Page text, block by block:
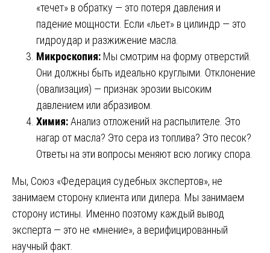
«течет» в обратку — это потеря давления и
падение мощности. Если «льет» в цилиндр — это
гидроудар и разжижение масла.
Микроскопия: Мы смотрим на форму отверстий.
Они должны быть идеально круглыми. Отклонение
(овализация) — признак эрозии высоким
давлением или абразивом.
Химия:Анализ отложений на распылителе. Это
нагар от масла? Это сера из топлива? Это песок?
Ответы на эти вопросы меняют всю логику спора.
Мы, Союз «Федерация судебных экспертов», не
занимаем сторону клиента или дилера. Мы занимаем
сторону истины. Именно поэтому каждый вывод
эксперта — это не «мнение», а верифицированный
научный факт.